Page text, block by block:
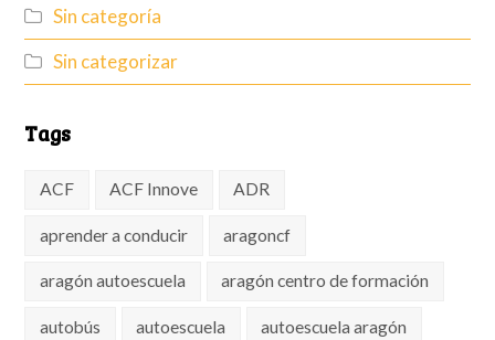
Sin categoría
Sin categorizar
Tags
ACF ACF Innove ADR
aprender a conducir aragoncf
aragón autoescuela aragón centro de formación
autobús autoescuela autoescuela aragón